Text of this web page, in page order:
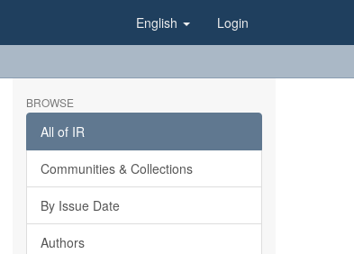
English Login
BROWSE
All of IR
Communities & Collections
By Issue Date
Authors